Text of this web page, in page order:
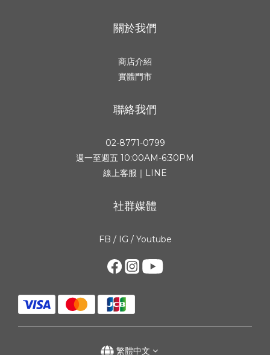
關於我們
商店介紹
實體門市
聯絡我們
02-8771-0799
週一至週五 10:00AM-6:30PM
線上客服｜LINE
社群媒體
FB /IG / Youtube
繁體中文